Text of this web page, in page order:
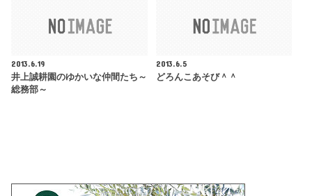
2013.6.19
井上誠耕園のゆかいな仲間たち～
総務部～
2013.6.5
どろんこあそび＾＾